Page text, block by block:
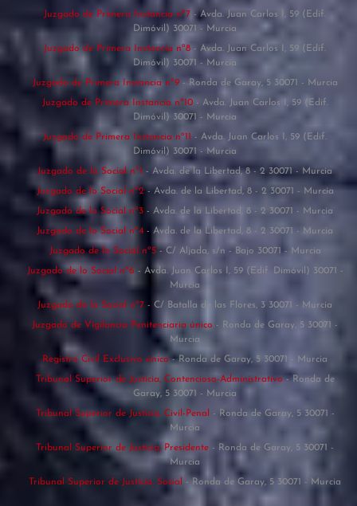
Juzgado de Primera Instancia nº7 - Avda. Juan Carlos I, 59 (Edif.
Dimóvil) 30071 - Murcia
Juzgado de Primera Instancia nº8 - Avda. Juan Carlos I, 59 (Edif.
Dimóvil) 30071 - Murcia
Juzgado de Primera Instancia nº9 - Ronda de Garay, 5 30071 - Murcia
Juzgado de Primera Instancia nº10 - Avda. Juan Carlos I, 59 (Edif.
Dimóvil) 30071 - Murcia
Juzgado de Primera Instancia nº11 - Avda. Juan Carlos I, 59 (Edif.
Dimóvil) 30071 - Murcia
Juzgado de lo Social nº1 - Avda. de la Libertad, 8 - 2 30071 - Murcia
Juzgado de lo Social nº2 - Avda. de la Libertad, 8 - 2 30071 - Murcia
Juzgado de lo Social nº3 - Avda. de la Libertad, 8 - 2 30071 - Murcia
Juzgado de lo Social nº4 - Avda. de la Libertad, 8 - 2 30071 - Murcia
Juzgado de lo Social nº5 - C/ Aljada, s/n - Bajo 30071 - Murcia
Juzgado de lo Social nº6 - Avda. Juan Carlos I, 59 (Edif. Dimóvil) 30071 -
Murcia
Juzgado de lo Social nº7 - C/ Batalla de las Flores, 3 30071 - Murcia
Juzgado de Vigilancia Penitenciaria único - Ronda de Garay, 5 30071 -
Murcia
Registro Civil Exclusivo único- Ronda de Garay, 5 30071 - Murcia
Tribunal Superior de Justicia, Contencioso-Administrativo- Ronda de
Garay, 5 30071 - Murcia
Tribunal Superior de Justicia, Civil-Penal
- Ronda de Garay, 5 30071 -
Murcia
Tribunal Superior de Justicia, Presidente - Ronda de Garay, 5 30071 -
Murcia
Tribunal Superior de Justicia, Social - Ronda de Garay, 5 30071 - Murcia